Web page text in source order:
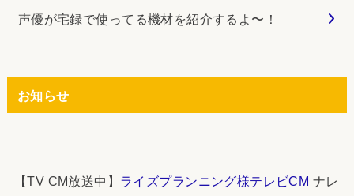
声優が宅録で使ってる機材を紹介するよ〜！
お知らせ
【TV CM放送中】 ライズプランニング様テレビCM ナレ